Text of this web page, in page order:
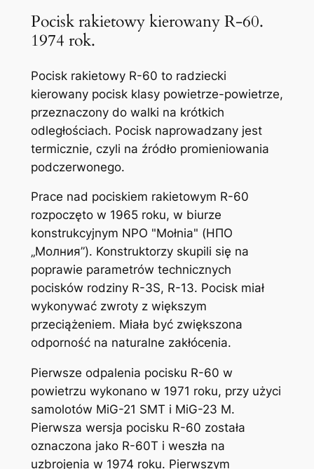
Pocisk rakietowy kierowany R-60.
1974 rok.
Pocisk rakietowy R-60 to radziecki
kierowany pocisk klasy powietrze-powietrze,
przeznaczony do walki na krótkich
odległościach. Pocisk naprowadzany jest
termicznie, czyli na źródło promieniowania
podczerwonego.
Prace nad pociskiem rakietowym R-60
rozpoczęto w 1965 roku, w biurze
konstrukcyjnym NPO "Mołnia" (НПО
„Молния”). Konstruktorzy skupili się na
poprawie parametrów technicznych
pocisków rodziny R-3S, R-13. Pocisk miał
wykonywać zwroty z większym
przeciążeniem. Miała być zwiększona
odporność na naturalne zakłócenia.
Pierwsze odpalenia pocisku R-60 w
powietrzu wykonano w 1971 roku, przy użyci
samolotów MiG-21 SMT i MiG-23 M.
Pierwsza wersja pocisku R-60 została
oznaczona jako R-60T i weszła na
uzbrojenia w 1974 roku. Pierwszym